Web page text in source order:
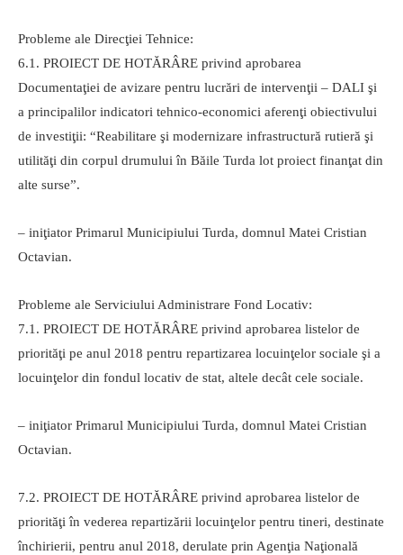
Probleme ale Direcţiei Tehnice:
6.1. PROIECT DE HOTĂRÂRE privind aprobarea
Documentaţiei de avizare pentru lucrări de intervenţii – DALI şi
a principalilor indicatori tehnico-economici aferenţi obiectivului
de investiţii: “Reabilitare şi modernizare infrastructură rutieră şi
utilităţi din corpul drumului în Băile Turda lot proiect finanţat din
alte surse”.
– iniţiator Primarul Municipiului Turda, domnul Matei Cristian
Octavian.
Probleme ale Serviciului Administrare Fond Locativ:
7.1. PROIECT DE HOTĂRÂRE privind aprobarea listelor de
priorităţi pe anul 2018 pentru repartizarea locuinţelor sociale şi a
locuinţelor din fondul locativ de stat, altele decât cele sociale.
– iniţiator Primarul Municipiului Turda, domnul Matei Cristian
Octavian.
7.2. PROIECT DE HOTĂRÂRE privind aprobarea listelor de
priorităţi în vederea repartizării locuinţelor pentru tineri, destinate
închirierii, pentru anul 2018, derulate prin Agenţia Naţională